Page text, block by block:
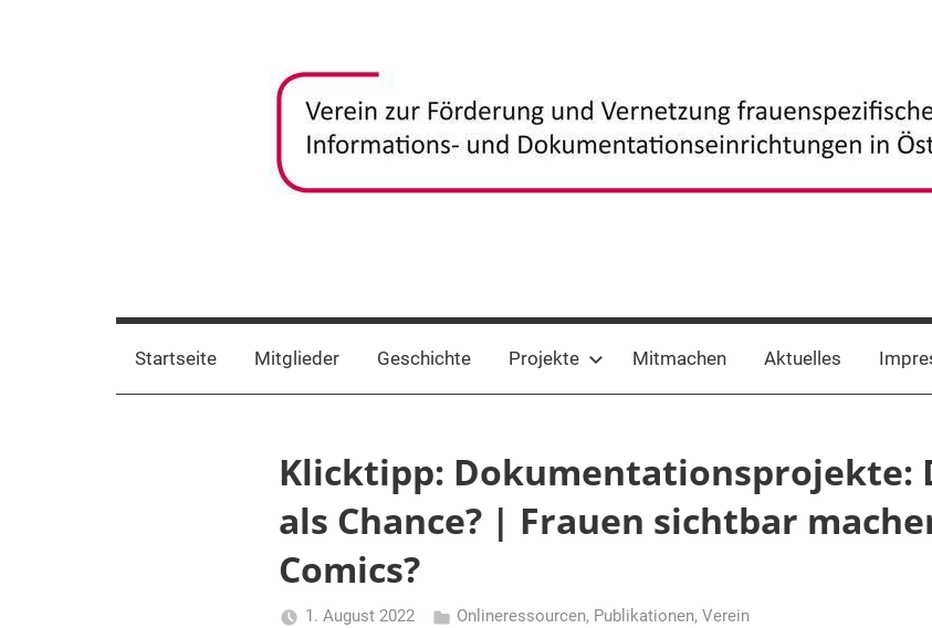
frida-
verein
zur
Förderung
Dokumentationseinrichtungen
Startseite Mitglieder Geschichte Projekte Mitmachen Aktuelles
Klicktipp: Dokumentationsprojekte:
als Chance? | Frauen sichtbar
Comics?
1. August 2022
Onlineressourcen, Publikationen, Verein